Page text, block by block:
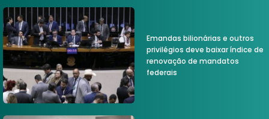
Emandas bilionárias e outros
privilégios deve baixar índice de
renovação de mandatos
federais